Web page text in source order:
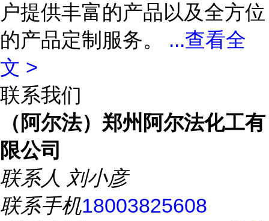
户提供丰富的产品以及全方位
的产品定制服务。 ...查看全
文 >
联系我们
（阿尔法）郑州阿尔法化工有
限公司
联系人 刘小彦
联系手机18003825608